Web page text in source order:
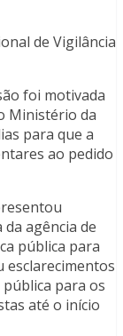
de Vigilância
foi motivada
Ministério da
para que a
ao pedido
agência de
pública para
esclarecimentos
para os
até o início